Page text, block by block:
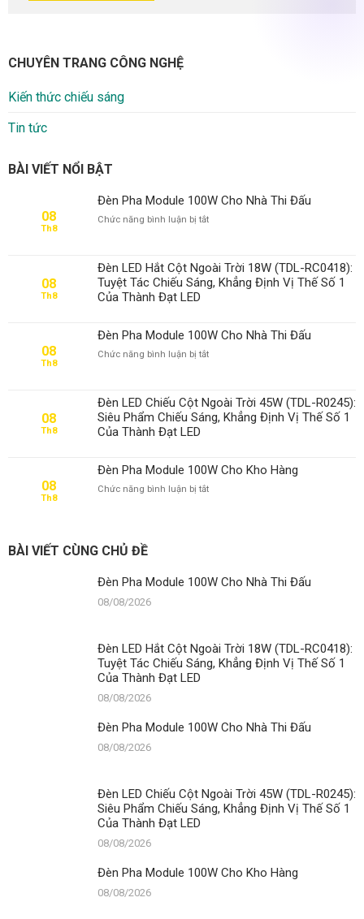
CHUYÊN TRANG CÔNG NGHỆ
Kiến thức chiếu sáng
Tin tức
BÀI VIẾT NỔI BẬT
08
Th8
Đèn Pha Module 100W Cho Nhà Thi Đấu
Chức năng bình luận bị tắtở
Module
100W
Cho
Đấu
08
Th8
Đèn LED Hắt Cột Ngoài Trời 18W (TDL-RC0418):
Tuyệt Tác Chiếu Sáng, Khẳng Định Vị Thế Số 1
Của Thành Đạt LED
08
Th8
Đèn Pha Module 100W Cho Nhà Thi Đấu
Chức năng bình luận bị tắtở
100W
Cho
Đấu
08
Th8
Đèn LED Chiếu Cột Ngoài Trời 45W (TDL-R0245):
Siêu Phẩm Chiếu Sáng, Khẳng Định Vị Thế Số 1
Của Thành Đạt LED
08
Th8
Đèn Pha Module 100W Cho Kho Hàng
Chức năng bình luận bị tắtở
Hàng
BÀI VIẾT CÙNG CHỦ ĐỀ
Đèn Pha Module 100W Cho Nhà Thi Đấu
08/08/2026
Đèn LED Hắt Cột Ngoài Trời 18W (TDL-RC0418):
Tuyệt Tác Chiếu Sáng, Khẳng Định Vị Thế Số 1
Của Thành Đạt LED
08/08/2026
Đèn Pha Module 100W Cho Nhà Thi Đấu
08/08/2026
Đèn LED Chiếu Cột Ngoài Trời 45W (TDL-R0245):
Siêu Phẩm Chiếu Sáng, Khẳng Định Vị Thế Số 1
Của Thành Đạt LED
08/08/2026
Đèn Pha Module 100W Cho Kho Hàng
08/08/2026